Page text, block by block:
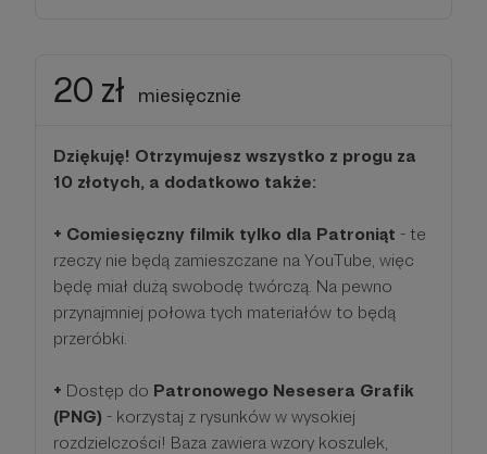
20 zł miesięcznie
Dziękuję! Otrzymujesz wszystko z progu za
10 złotych, a dodatkowo także:
+ Comiesięczny filmik tylko dla Patroniąt - te
rzeczy nie będą zamieszczane na YouTube, więc
będę miał dużą swobodę twórczą. Na pewno
przynajmniej połowa tych materiałów to będą
przeróbki.
+ Dostęp do Patronowego Nesesera Grafik
(PNG) - korzystaj z rysunków w wysokiej
rozdzielczości! Baza zawiera wzory koszulek,